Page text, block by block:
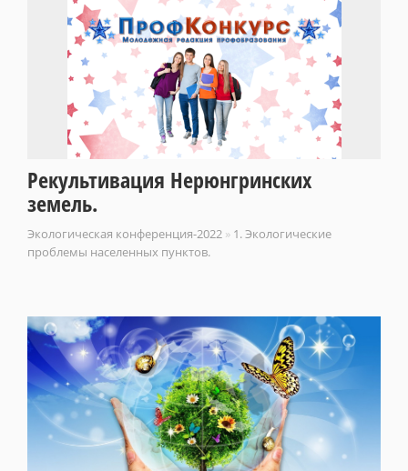
Рекультивация Нерюнгринских
земель.
Экологическая конференция-2022 » 1. Экологические
проблемы населенных пунктов.